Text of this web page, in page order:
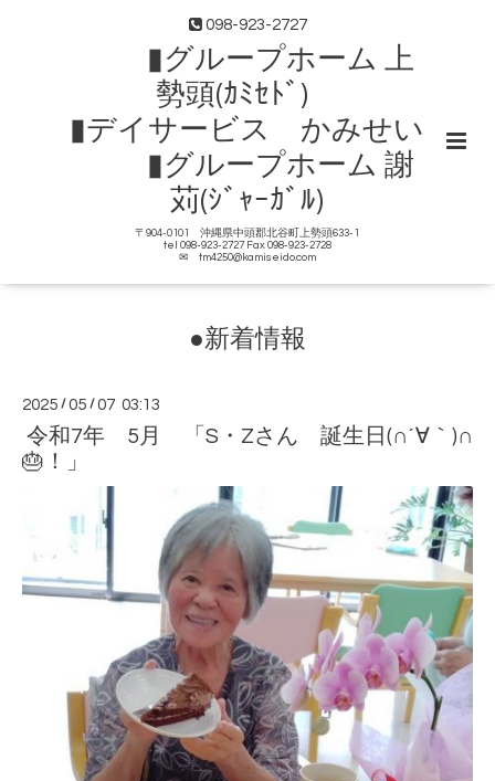
098-923-2727
▮グループホーム 上
勢頭(ｶﾐｾﾄﾞ)
▮デイサービス かみせい
▮グループホーム 謝
苅(ｼﾞｬｰｶﾞﾙ)
〒904-0101 沖縄県中頭郡北谷町上勢頭633-1
tel 098-923-2727 Fax 098-923-2728
✉ tm4250@kamiseido.com
●新着情報
2025 /05 /07 03:13
令和7年 5月 「S・Zさん 誕生日(∩´∀｀)∩
🎂！」